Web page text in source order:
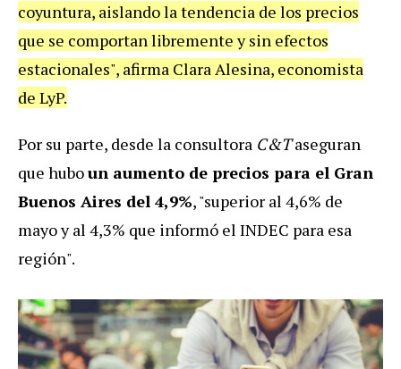
coyuntura, aislando la tendencia de los precios
que se comportan libremente y sin efectos
estacionales", afirma Clara Alesina, economista
de LyP.
Por su parte, desde la consultora C&Taseguran
que huboun aumento de precios para el Gran
Buenos Aires del 4,9%, "superior al 4,6% de
mayo y al 4,3% que informó el INDEC para esa
región".